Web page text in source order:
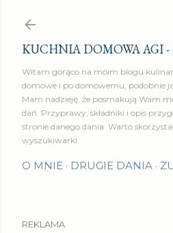
KUCHNIA DOMOWA AGI
Witam gorąco na moim blogu
domowe i po domowemu, podobnie
Mam nadzieję, że posmakują Wam
dań. Przyprawy, składniki i opis
stronie danego dania. Warto
wyszukiwarki.
O MNIE DRUGIE DANIA
REKLAMA